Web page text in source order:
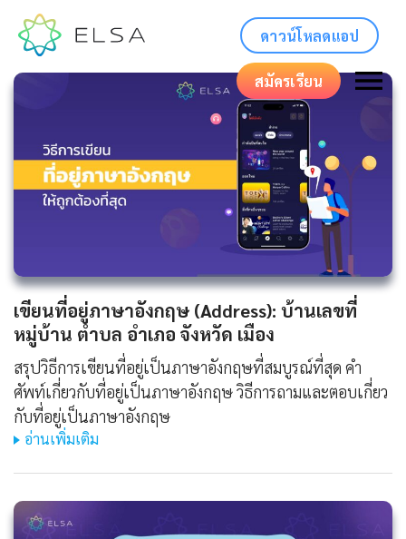
ดาวน์โหลดแอป
สมัครเรียน
เขียนที่อยู่ภาษาอังกฤษ (Address): บ้านเลขที่
หมู่บ้าน ตำบล อำเภอ จังหวัด เมือง
สรุปวิธีการเขียนที่อยู่เป็นภาษาอังกฤษที่สมบูรณ์ที่สุด คำ
ศัพท์เกี่ยวกับที่อยู่เป็นภาษาอังกฤษ วิธีการถามและตอบเกี่ยว
กับที่อยู่เป็นภาษาอังกฤษ
อ่านเพิ่มเติม